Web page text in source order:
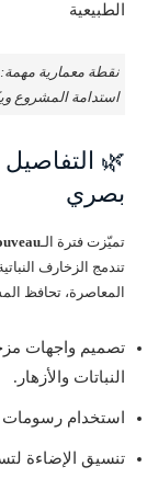
الطبيعية
نقطة معمارية مهمة:
استدامة المشروع
🌿 التفاصيل
بصري
تميّزت فترة الـ
تندمج الزخارف
المعاصرة، تحافظ
تصميم واجهات
النباتات والأزهار.
استخدام رسومات
تنسيق الإضاءة